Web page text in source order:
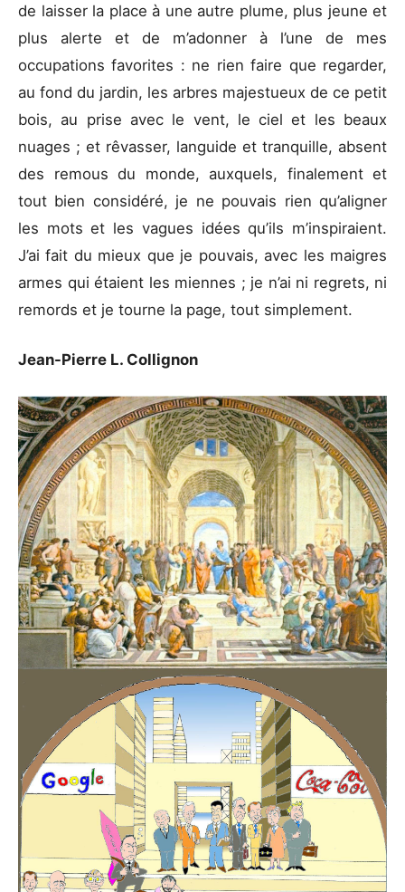
de laisser la place à une autre plume, plus jeune et
plus alerte et de m’adonner à l’une de mes
occupations favorites : ne rien faire que regarder,
au fond du jardin, les arbres majestueux de ce petit
bois, au prise avec le vent, le ciel et les beaux
nuages ; et rêvasser, languide et tranquille, absent
des remous du monde, auxquels, finalement et
tout bien considéré, je ne pouvais rien qu’aligner
les mots et les vagues idées qu’ils m’inspiraient.
J’ai fait du mieux que je pouvais, avec les maigres
armes qui étaient les miennes ; je n’ai ni regrets, ni
remords et je tourne la page, tout simplement.
Jean-Pierre L. Collignon